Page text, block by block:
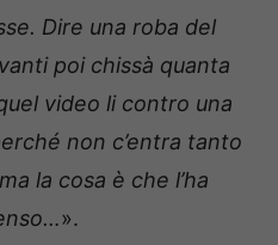
Dire una roba del
poi chissà quanta
video li contro una
non c’entra tanto
la cosa è che l’ha
».